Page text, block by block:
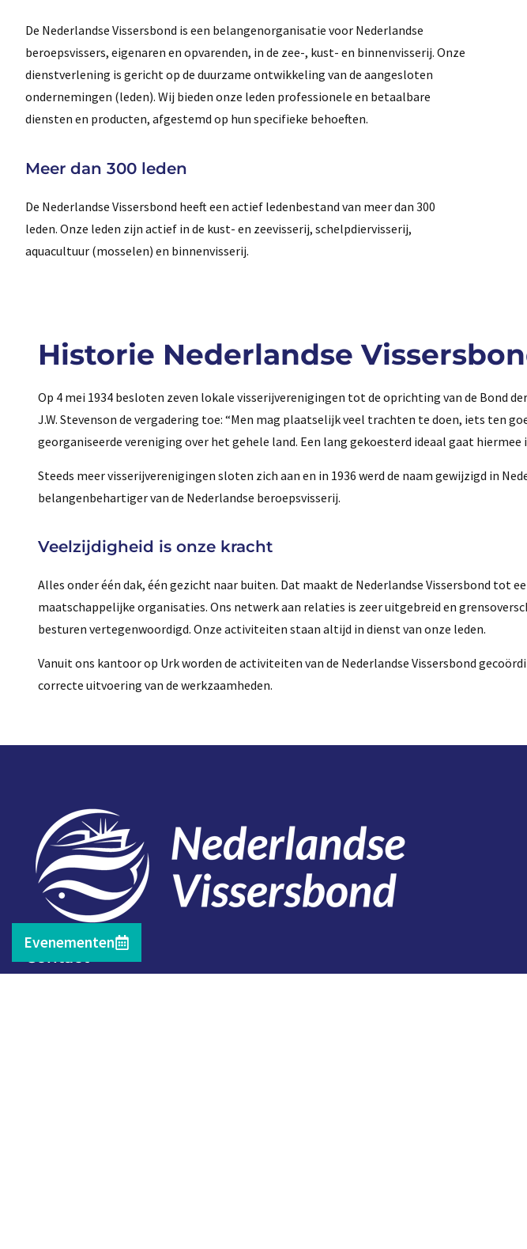
De Nederlandse Vissersbond is een belangenorganisatie voor Nederlandse
beroepsvissers, eigenaren en opvarenden, in de zee-, kust- en binnenvisserij. Onze
dienstverlening is gericht op de duurzame ontwikkeling van de aangesloten
ondernemingen (leden). Wij bieden onze leden professionele en betaalbare
diensten en producten, afgestemd op hun specifieke behoeften.
Meer dan 300 leden
De Nederlandse Vissersbond heeft een actief ledenbestand van meer dan 300
leden. Onze leden zijn actief in de kust- en zeevisserij, schelpdiervisserij,
aquacultuur (mosselen) en binnenvisserij.
Historie Nederlandse
Op 4 mei 1934 besloten zeven lokale visserijverenigingen tot de oprichting van de Bond
J.W. Stevenson de vergadering toe: “Men mag plaatselijk veel trachten te doen, iets ten
georganiseerde vereniging over het gehele land. Een lang gekoesterd ideaal gaat hiermee
Steeds meer visserijverenigingen sloten zich aan en in 1936 werd de naam gewijzigd in
belangenbehartiger van de Nederlandse beroepsvisserij.
Veelzijdigheid is onze kracht
Alles onder één dak, één gezicht naar buiten. Dat maakt de Nederlandse Vissersbond tot
maatschappelijke organisaties. Ons netwerk aan relaties is zeer uitgebreid en
besturen vertegenwoordigd. Onze activiteiten staan altijd in dienst van onze leden.
Vanuit ons kantoor op Urk worden de activiteiten van de Nederlandse Vissersbond
correcte uitvoering van de werkzaamheden.
Contact
Evenementen